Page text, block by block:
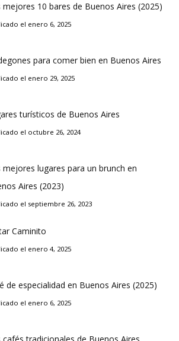
mejores 10 bares de Buenos Aires (2025)
el enero 6, 2025
para comer bien en Buenos Aires
el enero 29, 2025
turísticos de Buenos Aires
el octubre 26, 2024
mejores lugares para un brunch en
Aires (2023)
el septiembre 26, 2023
Caminito
el enero 4, 2025
de especialidad en Buenos Aires (2025)
el enero 6, 2025